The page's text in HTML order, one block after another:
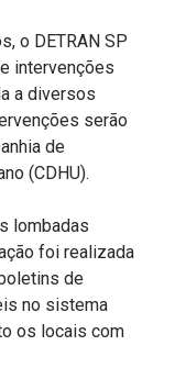
o DETRAN SP
intervenções
a diversos
serão
de
(CDHU).
lombadas
foi realizada
de
no sistema
os locais com